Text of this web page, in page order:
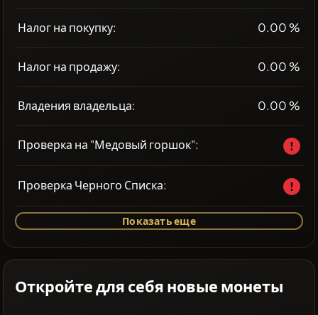
Налог на покупку: 0.00 %
Налог на продажу: 0.00 %
Владения владельца: 0.00 %
Проверка на "Медовый горшок":
Проверка Черного Списка:
Показать еще
Откройте для себя новые монеты